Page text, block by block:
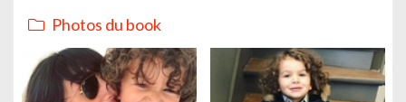
Photos du book